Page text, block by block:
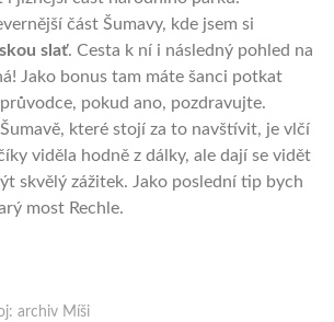
část Šumavy, kde jsem si
slať. Cesta k ní i následný pohled na
Jako bonus tam máte šanci potkat
pokud ano, pozdravujte.
které stojí za to navštívit, je vlčí
viděla hodně z dálky, ale dají se vidět
skvělý zážitek. Jako poslední tip bych
most Rechle.
archiv Míši